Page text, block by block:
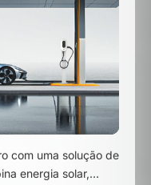
com uma solução de
energia solar,